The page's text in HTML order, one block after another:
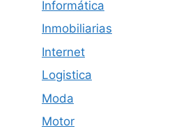
Informática
Inmobiliarias
Internet
Logistica
Moda
Motor